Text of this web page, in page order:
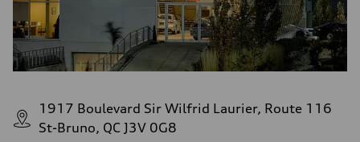
1917 Boulevard Sir Wilfrid Laurier, Route 116
St-Bruno, QC J3V 0G8